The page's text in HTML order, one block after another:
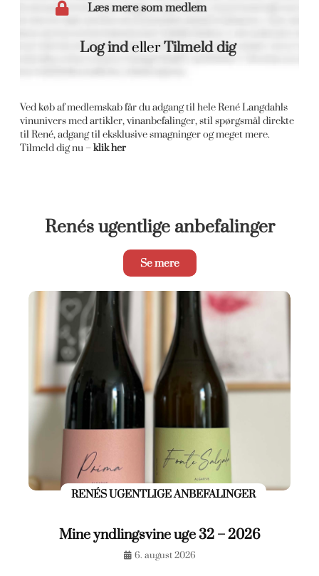
Læs mere som medlem
Log indellerTilmeld dig
Ved køb af medlemskab får du adgang til hele René Langdahls
vinunivers med artikler, vinanbefalinger, stil spørgsmål direkte
til René, adgang til eksklusive smagninger og meget mere.
Tilmeld dig nu –klik her
Renés ugentlige anbefalinger
Se mere
RENÉS UGENTLIGE ANBEFALINGER
Mine yndlingsvine uge 32 – 2026
6. august 2026